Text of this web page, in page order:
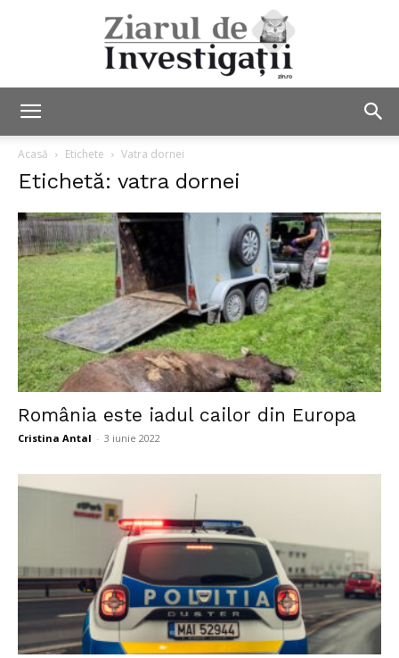
Investigații
Acasă Etichete Vatra dornei
Etichetă: vatra dornei
România este iadul cailor din Europa
Cristina Antal - 3 iunie 2022